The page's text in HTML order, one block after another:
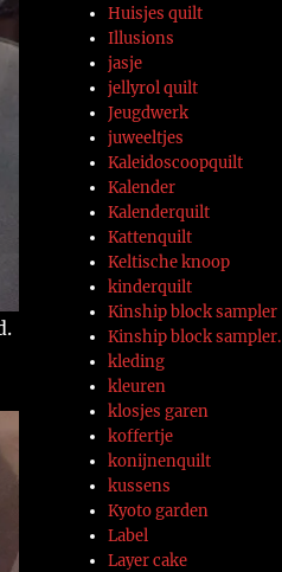
Huisjes quilt
Illusions
jasje
jellyrol quilt
Jeugdwerk
juweeltjes
Kaleidoscoopquilt
Kalender
Kalenderquilt
Kattenquilt
Keltische knoop
kinderquilt
Kinship block sampler
Kinship block sampler.
kleding
kleuren
klosjes garen
koffertje
konijnenquilt
kussens
Kyoto garden
Label
Layer cake